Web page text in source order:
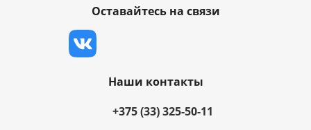
Оставайтесь на связи
Наши контакты
+375 (33) 325-50-11